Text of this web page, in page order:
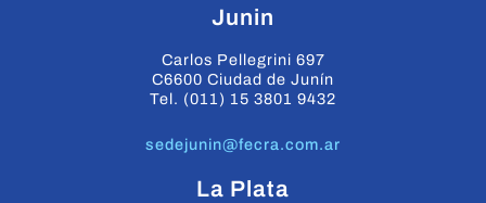
Junin
Carlos Pellegrini 697
C6600 Ciudad de Junín
Tel. (011) 15 3801 9432
sedejunin@fecra.com.ar
La Plata